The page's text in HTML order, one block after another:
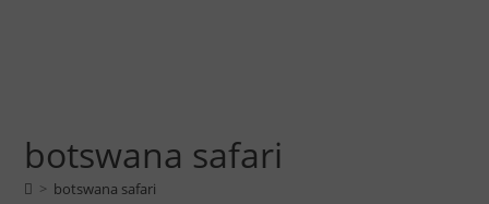
botswana safari
> botswana safari